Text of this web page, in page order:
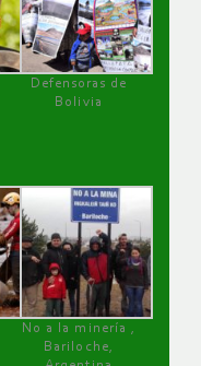
Defensoras de
Bolivia
No a la minería ,
Bariloche,